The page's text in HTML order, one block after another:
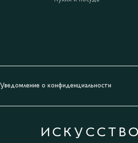
Уведомление о конфиденциальности